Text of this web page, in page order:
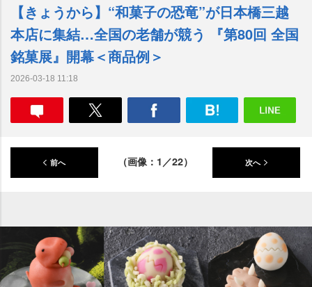
M
u
【きょうから】“和菓子の恐竜”が日本橋三越
本店に集結…全国の老舗が競う 『第80回 全国
銘菓展』開幕＜商品例＞
2026-03-18 11:18
前へ （画像：1／22） 次へ